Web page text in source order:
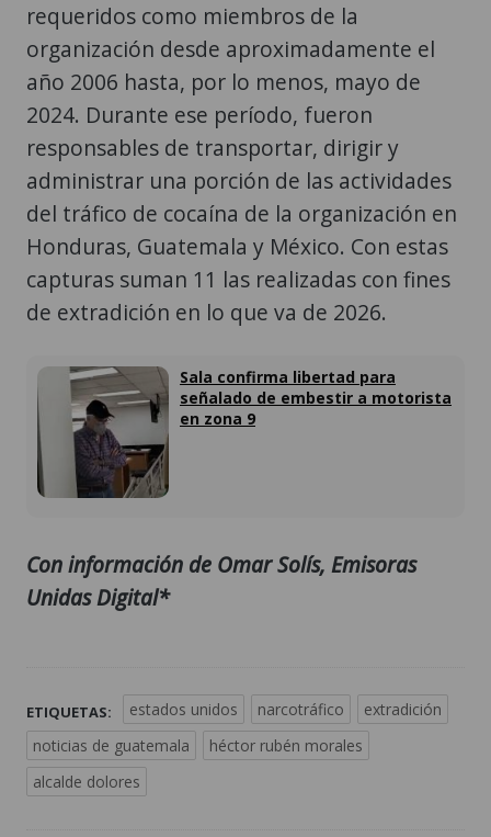
requeridos como miembros de la
organización desde aproximadamente el
año 2006 hasta, por lo menos, mayo de
2024. Durante ese período, fueron
responsables de transportar, dirigir y
administrar una porción de las actividades
del tráfico de cocaína de la organización en
Honduras, Guatemala y México. Con estas
capturas suman 11 las realizadas con fines
de extradición en lo que va de 2026.
Sala confirma libertad para
señalado de embestir a motorista
en zona 9
Con información de Omar Solís, Emisoras
Unidas Digital*
ETIQUETAS: estados unidos narcotráfico
extradición
noticias de guatemala
héctor rubén morales
alcalde dolores